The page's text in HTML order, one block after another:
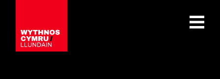
OPEN